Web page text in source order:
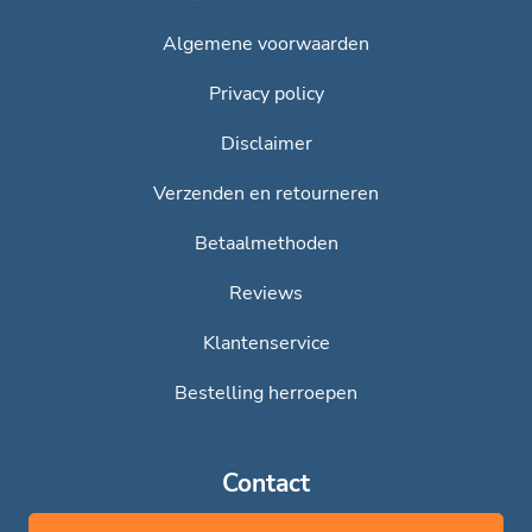
luxe uitstraling.
De zijkanten zijn voorzien van tourniquet
Het doek wordt hoogfrequent gelast en/of genaaid
De onderzijde wordt voorzien van een holle zoom,
gemakkelijk op te rollen;
Optioneel voorzien van zwarte bandjes met gesp aan
Algemene voorwaarden
Privacy policy
Disclaimer
Verzenden en retourneren
Betaalmethoden
Reviews
Klantenservice
Bestelling herroepen
Contact